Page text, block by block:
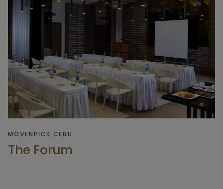
MÖVENPICK CEBU
The Forum